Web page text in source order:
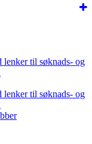
lenker til søknads- og
lenker til søknads- og